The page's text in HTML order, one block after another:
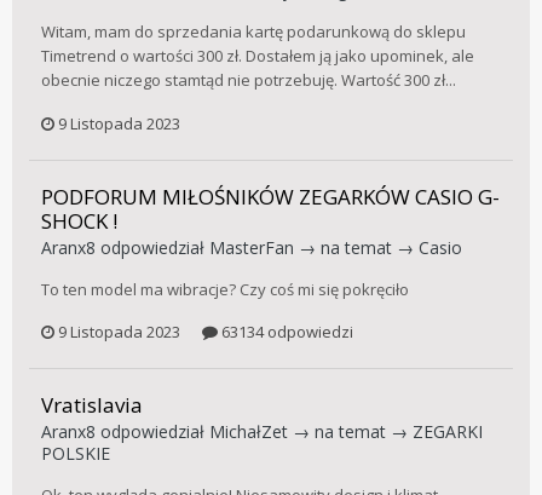
Witam, mam do sprzedania kartę podarunkową do sklepu
Timetrend o wartości 300 zł. Dostałem ją jako upominek, ale
obecnie niczego stamtąd nie potrzebuję. Wartość 300 zł...
9 Listopada 2023
PODFORUM MIŁOŚNIKÓW ZEGARKÓW CASIO G-
SHOCK !
Aranx8 odpowiedział MasterFan → na temat → Casio
To ten model ma wibracje? Czy coś mi się pokręciło
9 Listopada 2023
63134 odpowiedzi
Vratislavia
Aranx8 odpowiedział MichałZet → na temat → ZEGARKI
POLSKIE